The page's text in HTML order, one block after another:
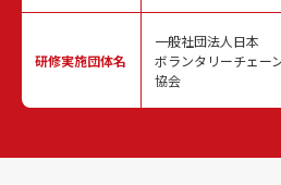
研修実施団体名
一般社団法人日本
ボランタリーチェー
協会